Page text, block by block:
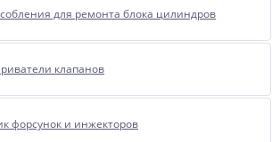
для ремонта блока цилиндров
клапанов
форсунок и инжекторов